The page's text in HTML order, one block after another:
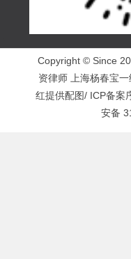
Copyright © Since
资律师 上海杨春宝
红提供配图/ ICP备案
安备